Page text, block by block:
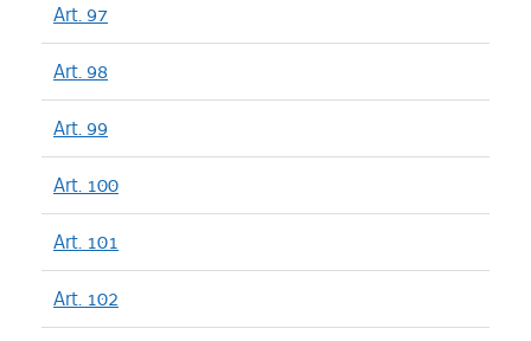
Art. 97
Art. 98
Art. 99
Art. 100
Art. 101
Art. 102